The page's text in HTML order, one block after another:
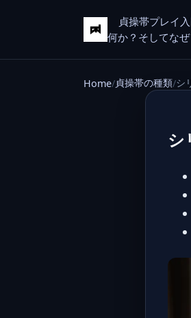
貞操帯プレイ
何か？そしてな
Home 貞操帯の種類 シ
シ